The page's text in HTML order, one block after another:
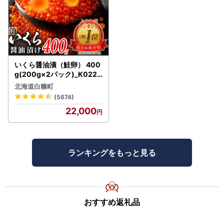
いくら醤油漬（鮭卵） 400
g(200g×2パック)_K022-
1676
北海道白糠町
(5674)
22,000
ランキングをもっと見る
おすすめ返礼品